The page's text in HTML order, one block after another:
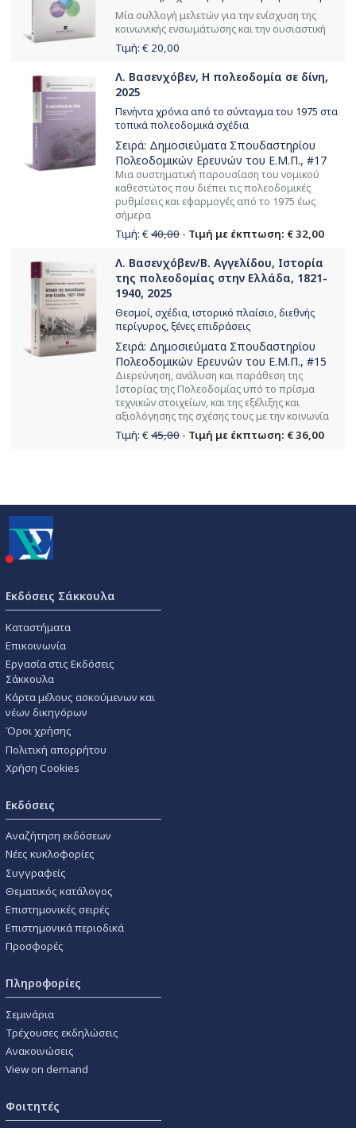
Μία συλλογή μελετών για την ενίσχυση της
κοινωνικής ενσωμάτωσης και την ουσιαστική
Τιμή: € 20,00
Λ. Βασενχόβεν, Η πολεοδομία σε δίνη,
2025
Πενήντα χρόνια από το σύνταγμα του 1975 στα
τοπικά πολεοδομικά σχέδια
Σειρά: Δημοσιεύματα Σπουδαστηρίου
Πολεοδομικών Ερευνών του Ε.Μ.Π., #17
Μια συστηματική παρουσίαση του νομικού
καθεστώτος που διέπει τις πολεοδομικές
ρυθμίσεις και εφαρμογές από το 1975 έως
σήμερα
Τιμή: € 40,00 - Τιμή με έκπτωση: € 32,00
Λ. Βασενχόβεν/Β. Αγγελίδου, Ιστορία
της πολεοδομίας στην Ελλάδα, 1821-
1940, 2025
Θεσμοί, σχέδια, ιστορικό πλαίσιο, διεθνής
περίγυρος, ξένες επιδράσεις
Σειρά: Δημοσιεύματα Σπουδαστηρίου
Πολεοδομικών Ερευνών του Ε.Μ.Π., #15
Διερεύνηση, ανάλυση και παράθεση της
Ιστορίας της Πολεοδομίας υπό το πρίσμα
τεχνικών στοιχείων, και της εξέλιξης και
αξιολόγησης της σχέσης τους με την κοινωνία
Τιμή: € 45,00 - Τιμή με έκπτωση: € 36,00
Εκδόσεις Σάκκουλα
Καταστήματα
Επικοινωνία
Εργασία στις Εκδόσεις
Σάκκουλα
Κάρτα μέλους ασκούμενων και
νέων δικηγόρων
Όροι χρήσης
Πολιτική απορρήτου
Χρήση Cookies
Εκδόσεις
Αναζήτηση εκδόσεων
Νέες κυκλοφορίες
Συγγραφείς
Θεματικός κατάλογος
Επιστημονικές σειρές
Επιστημονικά περιοδικά
Προσφορές
Πληροφορίες
Σεμινάρια
Τρέχουσες εκδηλώσεις
Ανακοινώσεις
View on demand
Φοιτητές